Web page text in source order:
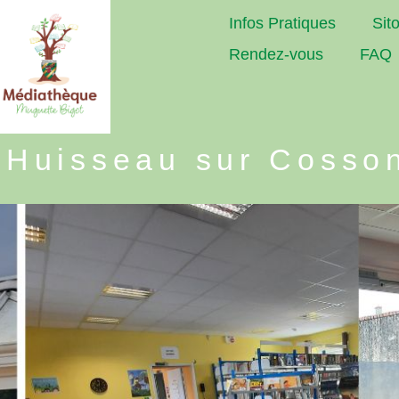
Infos Pratiques
Rendez-vous
FAQ
sur